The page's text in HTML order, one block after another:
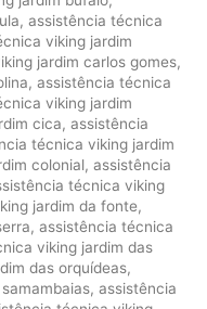
, assistência técnica
viking jardim
jardim carlos gomes,
, assistência técnica
viking jardim
cica, assistência
técnica viking jardim
colonial, assistência
técnica viking
jardim da fonte,
, assistência técnica
viking jardim das
das orquídeas,
, assistência